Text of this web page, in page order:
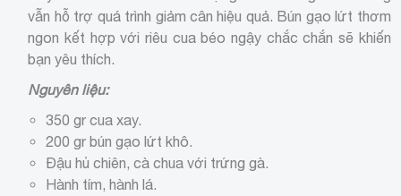
vẫn hỗ trợ quá trình giảm cân hiệu quả. Bún gạo lứt thơm
ngon kết hợp với riêu cua béo ngậy chắc chắn sẽ khiến
bạn yêu thích.
Nguyên liệu:
350 gr cua xay.
200 gr bún gạo lứt khô.
Đậu hủ chiên, cà chua với trứng gà.
Hành tím, hành lá.